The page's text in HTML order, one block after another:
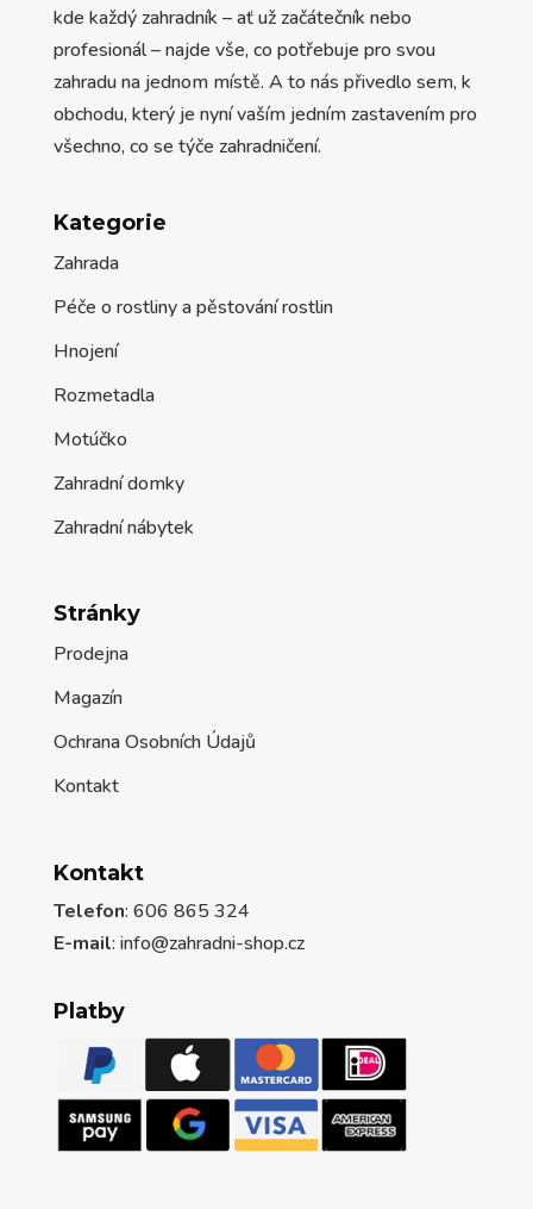
kde každý zahradník – ať už začátečník nebo
profesionál – najde vše, co potřebuje pro svou
zahradu na jednom místě. A to nás přivedlo sem, k
obchodu, který je nyní vaším jedním zastavením pro
všechno, co se týče zahradničení.
Kategorie
Zahrada
Péče o rostliny a pěstování rostlin
Hnojení
Rozmetadla
Motúčko
Zahradní domky
Zahradní nábytek
Stránky
Prodejna
Magazín
Ochrana Osobních Údajů
Kontakt
Kontakt
Telefon: 606 865 324
E-mail: info@zahradni-shop.cz
Platby